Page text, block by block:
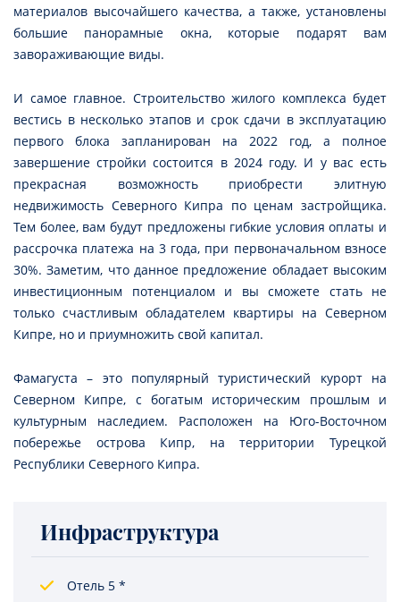
материалов высочайшего качества, а также, установлены
большие панорамные окна, которые подарят вам
завораживающие виды.
И самое главное. Строительство жилого комплекса будет
вестись в несколько этапов и срок сдачи в эксплуатацию
первого блока запланирован на 2022 год, а полное
завершение стройки состоится в 2024 году. И у вас есть
прекрасная возможность приобрести элитную
недвижимость Северного Кипра по ценам застройщика.
Тем более, вам будут предложены гибкие условия оплаты и
рассрочка платежа на 3 года, при первоначальном взносе
30%. Заметим, что данное предложение обладает высоким
инвестиционным потенциалом и вы сможете стать не
только счастливым обладателем квартиры на Северном
Кипре, но и приумножить свой капитал.
Фамагуста – это популярный туристический курорт на
Северном Кипре, с богатым историческим прошлым и
культурным наследием. Расположен на Юго-Восточном
побережье острова Кипр, на территории Турецкой
Республики Северного Кипра.
Инфраструктура
Отель 5 *